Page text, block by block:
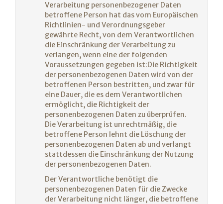
Verarbeitung personenbezogener Daten
betroffene Person hat das vom Europäischen
Richtlinien- und Verordnungsgeber
gewährte Recht, von dem Verantwortlichen
die Einschränkung der Verarbeitung zu
verlangen, wenn eine der folgenden
Voraussetzungen gegeben ist:Die Richtigkeit
der personenbezogenen Daten wird von der
betroffenen Person bestritten, und zwar für
eine Dauer, die es dem Verantwortlichen
ermöglicht, die Richtigkeit der
personenbezogenen Daten zu überprüfen.
Die Verarbeitung ist unrechtmäßig, die
betroffene Person lehnt die Löschung der
personenbezogenen Daten ab und verlangt
stattdessen die Einschränkung der Nutzung
der personenbezogenen Daten.
Der Verantwortliche benötigt die
personenbezogenen Daten für die Zwecke
der Verarbeitung nicht länger, die betroffene